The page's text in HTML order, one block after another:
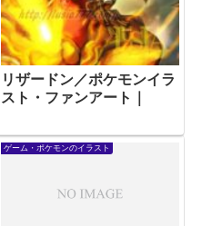
リザードン／ポケモンイラ
スト・ファンアート｜
ゲーム・ポケモンのイラスト